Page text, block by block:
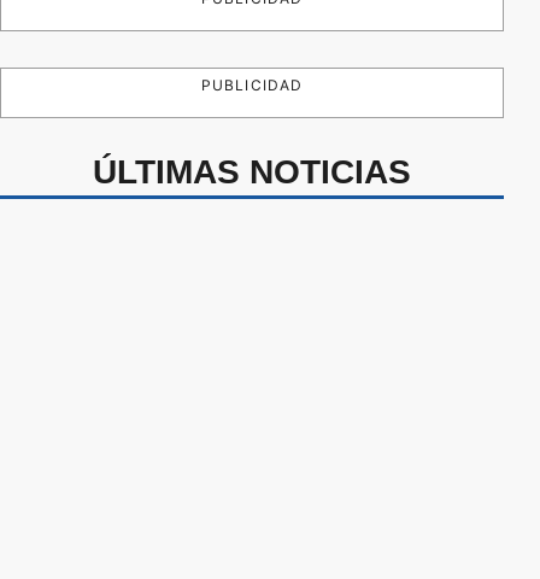
PUBLICIDAD
ÚLTIMAS NOTICIAS